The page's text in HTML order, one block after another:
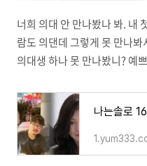
너희 의대 안 만나봤나 봐. 내
람도 의댄데 그렇게 못 만나
의대생 하나 못 만나봤니? 예